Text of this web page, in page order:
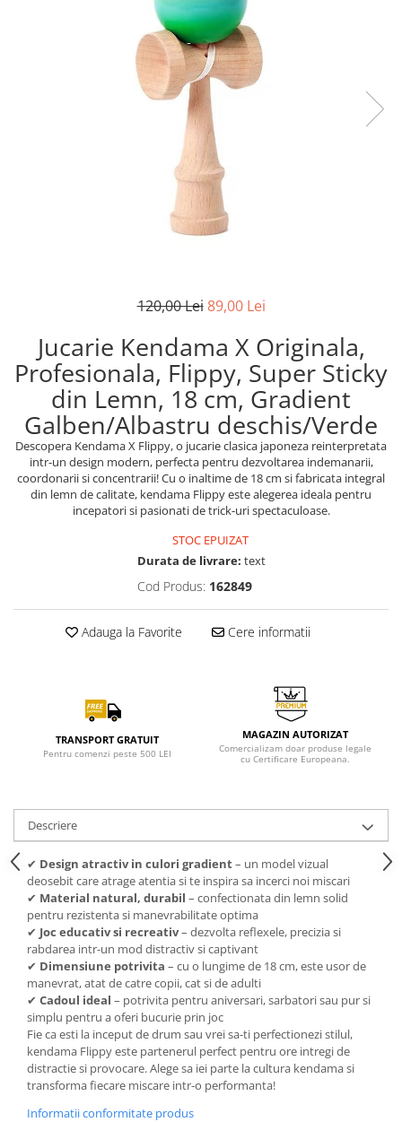
120,00 Lei 89,00 Lei
Jucarie Kendama X Originala,
Profesionala, Flippy, Super Sticky
din Lemn, 18 cm, Gradient
Galben/Albastru deschis/Verde
Descopera Kendama X Flippy, o jucarie clasica japoneza reinterpretata
intr-un design modern, perfecta pentru dezvoltarea indemanarii,
coordonarii si concentrarii! Cu o inaltime de 18 cm si fabricata integral
din lemn de calitate, kendama Flippy este alegerea ideala pentru
incepatori si pasionati de trick-uri spectaculoase.
STOC EPUIZAT
Durata de livrare: text
Cod Produs: 162849
Adauga la Favorite Cere informatii
TRANSPORT GRATUIT
Pentru comenzi peste 500 LEI
MAGAZIN AUTORIZAT
Comercializam doar produse legale
cu Certificare Europeana.
Descriere
✔ Design atractiv in culori gradient– un model vizual
deosebit care atrage atentia si te inspira sa incerci noi miscari
✔ Material natural, durabil – confectionata din lemn solid
pentru rezistenta si manevrabilitate optima
✔ Joc educativ si recreativ– dezvolta reflexele, precizia si
rabdarea intr-un mod distractiv si captivant
✔ Dimensiune potrivita – cu o lungime de 18 cm, este usor de
manevrat, atat de catre copii, cat si de adulti
✔ Cadoul ideal – potrivita pentru aniversari, sarbatori sau pur si
simplu pentru a oferi bucurie prin joc
Fie ca esti la inceput de drum sau vrei sa-ti perfectionezi stilul,
kendama Flippy este partenerul perfect pentru ore intregi de
distractie si provocare. Alege sa iei parte la cultura kendama si
transforma fiecare miscare intr-o performanta!
Informatii conformitate produs